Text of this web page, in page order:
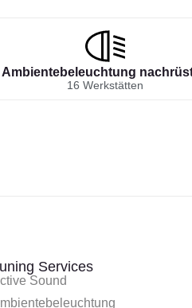
Ambientebeleuchtung
16 Werkstätten
Services
Sound